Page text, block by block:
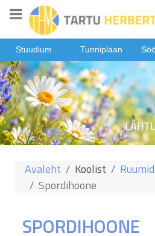
Stuudium Tunniplaan
Avaleht Koolist
Spordihoone
SPORDIHOONE